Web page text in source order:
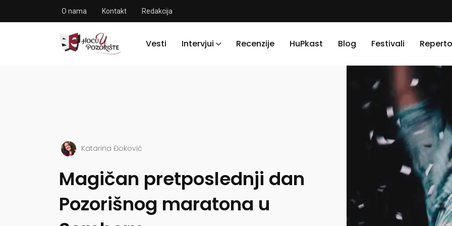
O nama Kontakt Redakcija
Vesti Intervjui Recenzije HuPkast Blog Festivali
Katarina Đoković
Magičan pretposlednji dan
Pozorišnog maratona u